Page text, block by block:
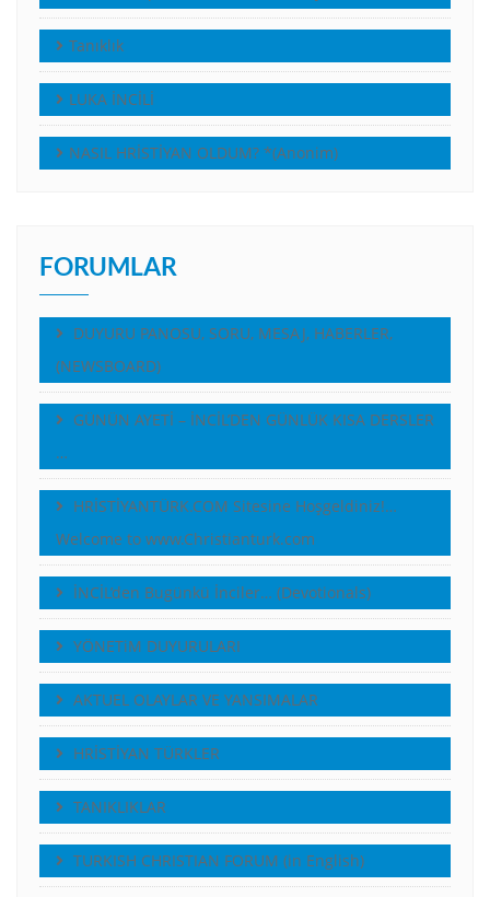
Tanıklık
LUKA İNCİLİ
NASIL HRİSTİYAN OLDUM? *(Anonim)
FORUMLAR
DUYURU PANOSU, SORU, MESAJ, HABERLER,
(NEWSBOARD)
GÜNÜN AYETİ – İNCİL’DEN GÜNLÜK KISA DERSLER
…
HRİSTİYANTÜRK.COM Sitesine Hoşgeldiniz!…
Welcome to www.Christianturk.com
İNCİL’den Bugünkü İnciler… (Devotionals)
YÖNETiM DUYURULARI
AKTUEL OLAYLAR VE YANSIMALAR
HRİSTİYAN TÜRKLER
TANIKLIKLAR
TURKISH CHRISTIAN FORUM (in English)